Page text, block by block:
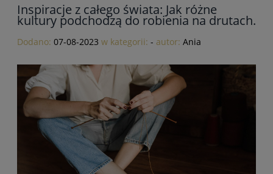
Inspiracje z całego świata: Jak różne
kultury podchodzą do robienia na drutach.
Dodano: 07-08-2023 w kategorii: - autor: Ania